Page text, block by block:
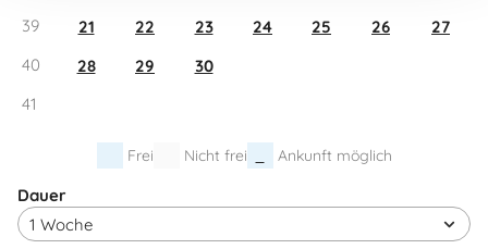
39 21 22 23 24 25 26
27
40
28 29
30
41
Frei Nicht frei Ankunft möglich
Dauer